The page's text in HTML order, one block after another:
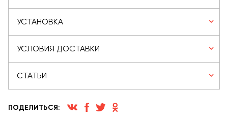
УСТАНОВКА
УСЛОВИЯ ДОСТАВКИ
СТАТЬИ
ПОДЕЛИТЬСЯ: